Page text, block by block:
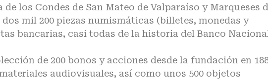
los Condes de San Mateo de Valparaíso y Marqueses
mil 200 piezas numismáticas (billetes, monedas y
bancarias, casi todas de la historia del Banco
de 200 bonos y acciones desde la fundación en
audiovisuales, así como unos 500 objetos